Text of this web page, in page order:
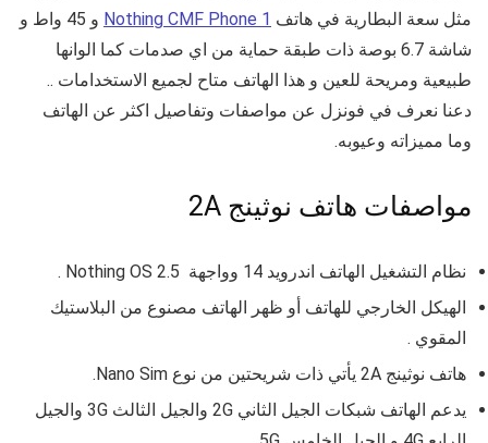
مثل سعة البطارية في هاتف Nothing CMF Phone 1
و 45 واط و
شاشة 6.7 بوصة ذات طبقة حماية من اي صدمات كما الوانها
طبيعية ومريحة للعين و هذا الهاتف متاح لجميع الاستخدامات ..
دعنا نعرف في فونزل عن مواصفات وتفاصيل اكثر عن الهاتف
وما مميزاته وعيوبه.
مواصفات هاتف نوثينج 2A
نظام التشغيل الهاتف اندرويد 14 وواجهة
.
الهيكل الخارجي للهاتف أو ظهر الهاتف مصنوع من البلاستيك
المقوي .
هاتف نوثينج 2A يأتي ذات شريحتين من نوع Nano Sim.
يدعم الهاتف شبكات الجيل الثاني 2G والجيل الثالث 3G والجيل